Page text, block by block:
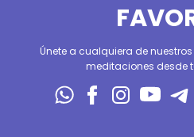
Únete a cualquiera de
meditaciones desde